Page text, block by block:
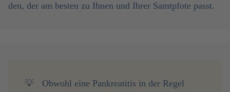
den, der am besten zu Ihnen und Ihrer Samtpfote passt.
💡
Obwohl eine Pankreatitis in der Regel